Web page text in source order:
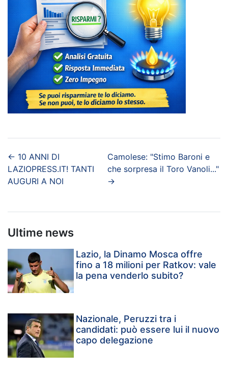
← 10 ANNI DI
LAZIOPRESS.IT! TANTI
AUGURI A NOI
Camolese: "Stimo Baroni e
che sorpresa il Toro Vanoli..."
→
Ultime news
Lazio, la Dinamo Mosca offre
fino a 18 milioni per Ratkov: vale
la pena venderlo subito?
Nazionale, Peruzzi tra i
candidati: può essere lui il nuovo
capo delegazione